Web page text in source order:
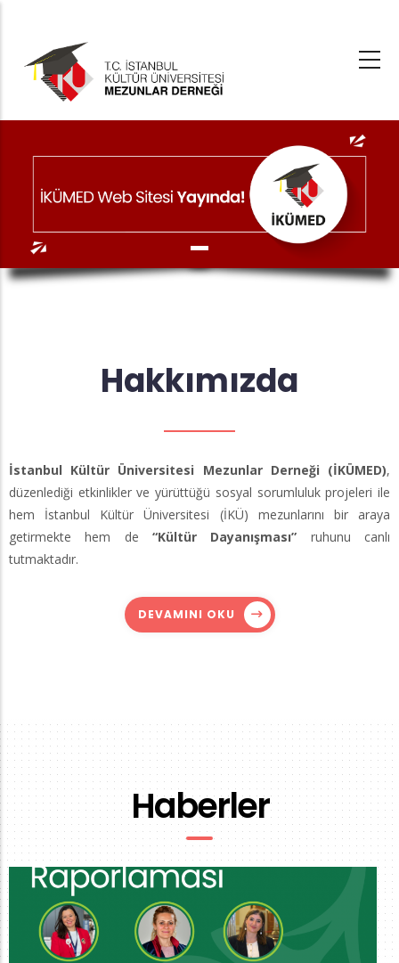
Hakkımızda
İstanbul Kültür Üniversitesi Mezunlar Derneği (İKÜMED),
düzenlediği etkinlikler ve yürüttüğü sosyal sorumluluk projeleri ile
hem İstanbul Kültür Üniversitesi (İKÜ) mezunlarını bir araya
getirmekte hem de “Kültür Dayanışması” ruhunu canlı
tutmaktadır.
DEVAMINI OKU
Haberler